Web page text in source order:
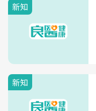
新知
新知